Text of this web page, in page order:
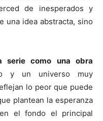
de inesperados y
una idea abstracta, sino
serie como una obra
y un universo muy
lo peor que puede
plantean la esperanza
el fondo el principal